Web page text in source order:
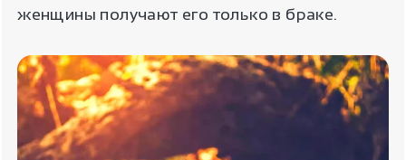
женщины получают его только в браке.